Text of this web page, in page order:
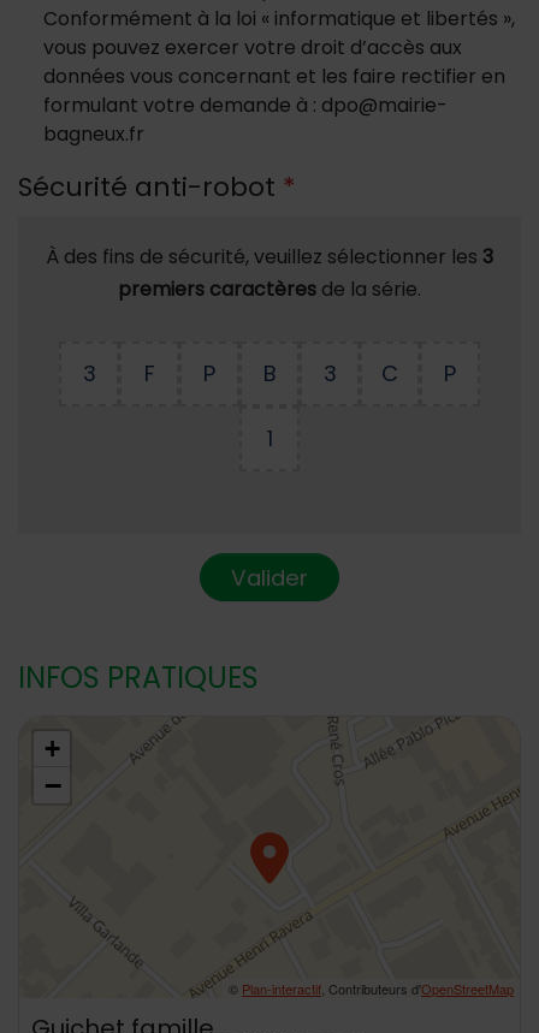
Conformément à la loi « informatique et libertés »,
vous pouvez exercer votre droit d’accès aux
données vous concernant et les faire rectifier en
formulant votre demande à : dpo@mairie-
bagneux.fr
Sécurité anti-robot *
À des fins de sécurité, veuillez sélectionner les 3
premiers caractères de la série.
3 F P B 3 C P
1
Valider
INFOS PRATIQUES
48.7989059,2.304048
+
−
© Plan-interactif , Contributeurs d'OpenStreetMap